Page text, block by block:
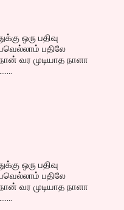
ஒரு பதிவு
பதிலே
வர முடியாத நாளா
ஒரு பதிவு
பதிலே
வர முடியாத நாளா